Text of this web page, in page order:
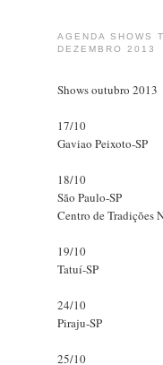
AGENDA SHOWS
DEZEMBRO 2013
Shows outubro 2013
17/10
Gaviao Peixoto-SP
18/10
São Paulo-SP
Centro de Tradições
19/10
Tatuí-SP
24/10
Piraju-SP
25/10